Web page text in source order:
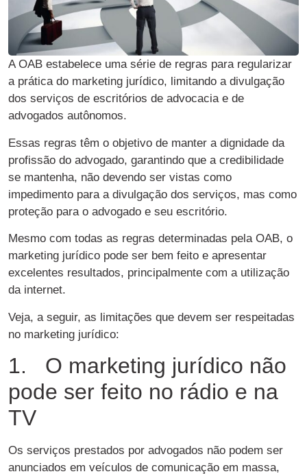
A OAB estabelece uma série de regras para regularizar
a prática do marketing jurídico, limitando a divulgação
dos serviços de escritórios de advocacia e de
advogados autônomos.
Essas regras têm o objetivo de manter a dignidade da
profissão do advogado, garantindo que a credibilidade
se mantenha, não devendo ser vistas como
impedimento para a divulgação dos serviços, mas como
proteção para o advogado e seu escritório.
Mesmo com todas as regras determinadas pela OAB, o
marketing jurídico pode ser bem feito e apresentar
excelentes resultados, principalmente com a utilização
da internet.
Veja, a seguir, as limitações que devem ser respeitadas
no marketing jurídico:
1. O marketing jurídico não
pode ser feito no rádio e na
TV
Os serviços prestados por advogados não podem ser
anunciados em veículos de comunicação em massa,